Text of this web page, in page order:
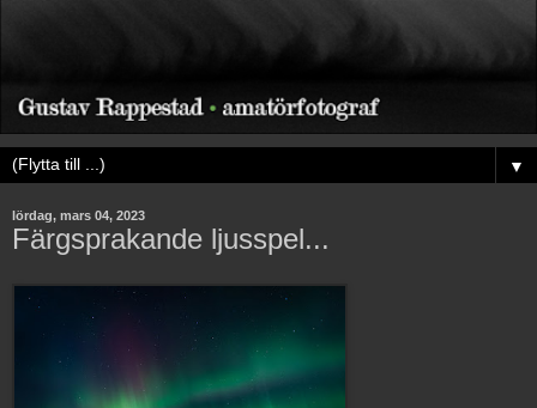
▼
lördag, mars 04, 2023
Färgsprakande ljusspel...